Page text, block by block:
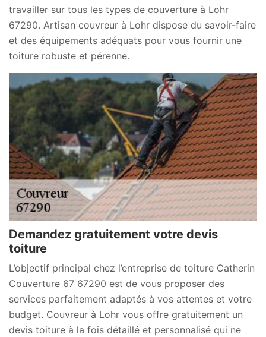
travailler sur tous les types de couverture à Lohr
67290. Artisan couvreur à Lohr dispose du savoir-faire
et des équipements adéquats pour vous fournir une
toiture robuste et pérenne.
Demandez gratuitement votre devis
toiture
L’objectif principal chez l’entreprise de toiture Catherin
Couverture 67 67290 est de vous proposer des
services parfaitement adaptés à vos attentes et votre
budget. Couvreur à Lohr vous offre gratuitement un
devis toiture à la fois détaillé et personnalisé qui ne